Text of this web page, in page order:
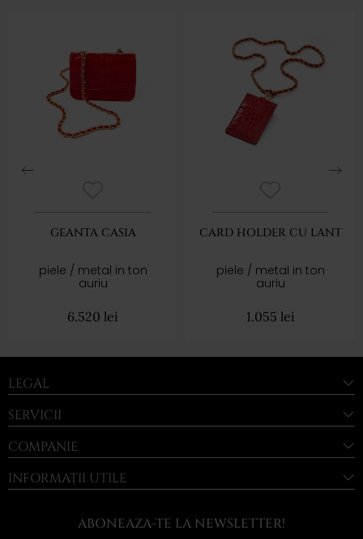
GEANTA CASIA
piele / metal in ton
auriu
6.520 lei
CARD HOLDER CU LANT
piele / metal in ton
auriu
1.055 lei
LEGAL
SERVICII
COMPANIE
INFORMAȚII UTILE
ABONEAZA-TE LA NEWSLETTER!